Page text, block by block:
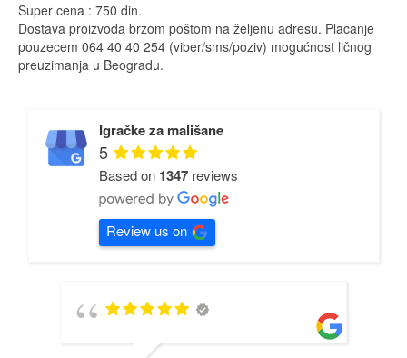
Super cena : 750 din.
Dostava proizvoda brzom poštom na željenu adresu. Placanje
pouzecem 064 40 40 254 (viber/sms/poziv) mogućnost ličnog
preuzimanja u Beogradu.
Igračke za mališane
5
Based on 1347 reviews
Review us on